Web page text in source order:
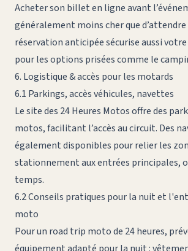
Acheter son billet en ligne avant
généralement moins cher que
réservation anticipée sécurise aussi
pour les options prisées comme le
6. Logistique & accès pour les motards
6.1 Parkings, accès véhicules, navettes
Le site des 24 Heures Motos offre des
motos, facilitant l’accès au circuit. Des
également disponibles pour relier les
stationnement aux entrées principales,
temps.
6.2 Conseils pratiques pour la nuit et
moto
Pour un road trip moto de 24 heures,
équipement adapté pour la nuit :